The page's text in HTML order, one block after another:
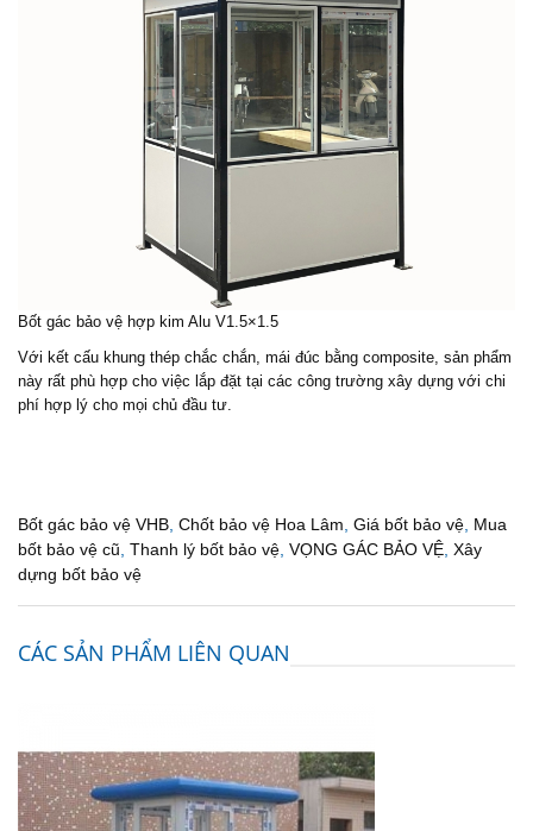
Bốt gác bảo vệ hợp kim Alu V1.5×1.5
Với kết cấu khung thép chắc chắn, mái đúc bằng composite, sản phẩm
này rất phù hợp cho việc lắp đặt tại các công trường xây dựng với chi
phí hợp lý cho mọi chủ đầu tư.
Bốt gác bảo vệ VHB Chốt bảo vệ Hoa Lâm Giá bốt bảo vệ Mua
bốt bảo vệ cũ Thanh lý bốt bảo vệ VỌNG GÁC BẢO VỆ Xây
dựng bốt bảo vệ
CÁC SẢN PHẨM LIÊN QUAN